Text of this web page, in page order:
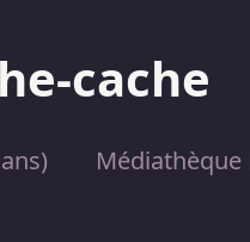
cache
Médiathèque